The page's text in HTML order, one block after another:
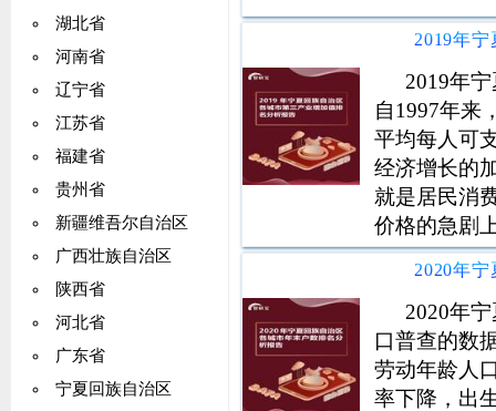
湖北省
河南省
辽宁省
江苏省
福建省
贵州省
新疆维吾尔自治区
广西壮族自治区
陕西省
河北省
广东省
宁夏回族自治区
2019年
自1997年来
平均每人可
经济增长的
就是居民消
价格的急剧
积极主动把
资源配置、
间我国经
2020年
口普查的数
劳动年龄人
率下降，出